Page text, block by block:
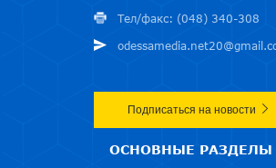
Тел/факс: (048) 340-308
Подписаться на новости
ОСНОВНЫЕ РАЗДЕЛЫ